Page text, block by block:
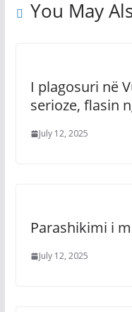
You May
I plagosuri në
serioze, flasin
July 12, 2025
Parashikimi i
July 12, 2025